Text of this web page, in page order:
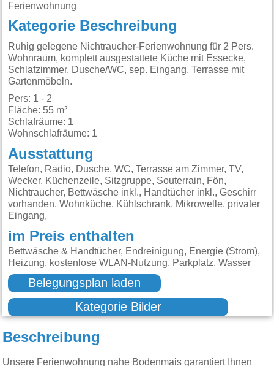
Ferienwohnung
Kategorie Beschreibung
Ruhig gelegene Nichtraucher-Ferienwohnung für 2 Pers.
Wohnraum, komplett ausgestattete Küche mit Essecke,
Schlafzimmer, Dusche/WC, sep. Eingang, Terrasse mit
Gartenmöbeln.
Pers: 1 - 2
Fläche: 55 m²
Schlafräume: 1
Wohnschlafräume: 1
Ausstattung
Telefon, Radio, Dusche, WC, Terrasse am Zimmer, TV,
Wecker, Küchenzeile, Sitzgruppe, Souterrain, Fön,
Nichtraucher, Bettwäsche inkl., Handtücher inkl., Geschirr
vorhanden, Wohnküche, Kühlschrank, Mikrowelle, privater
Eingang,
im Preis enthalten
Bettwäsche & Handtücher, Endreinigung, Energie (Strom),
Heizung, kostenlose WLAN-Nutzung, Parkplatz, Wasser
Belegungsplan laden
Kategorie Bilder
Beschreibung
Unsere Ferienwohnung nahe Bodenmais garantiert Ihnen